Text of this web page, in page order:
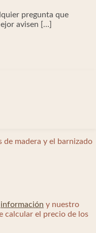
pregunta que
avisen […]
de madera y el barnizado
información y nuestro
calcular el precio de los